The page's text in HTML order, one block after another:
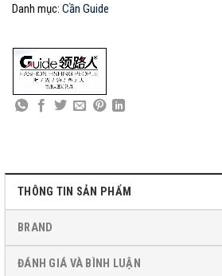
Danh mục: Cần Guide
THÔNG TIN SẢN PHẨM
BRAND
ĐÁNH GIÁ VÀ BÌNH LUẬN